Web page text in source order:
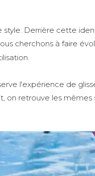
Derrière cette
cherchons à faire
l'expérience de
retrouve les